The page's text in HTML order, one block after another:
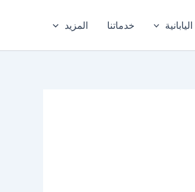
اليابانية خدماتنا المزيد